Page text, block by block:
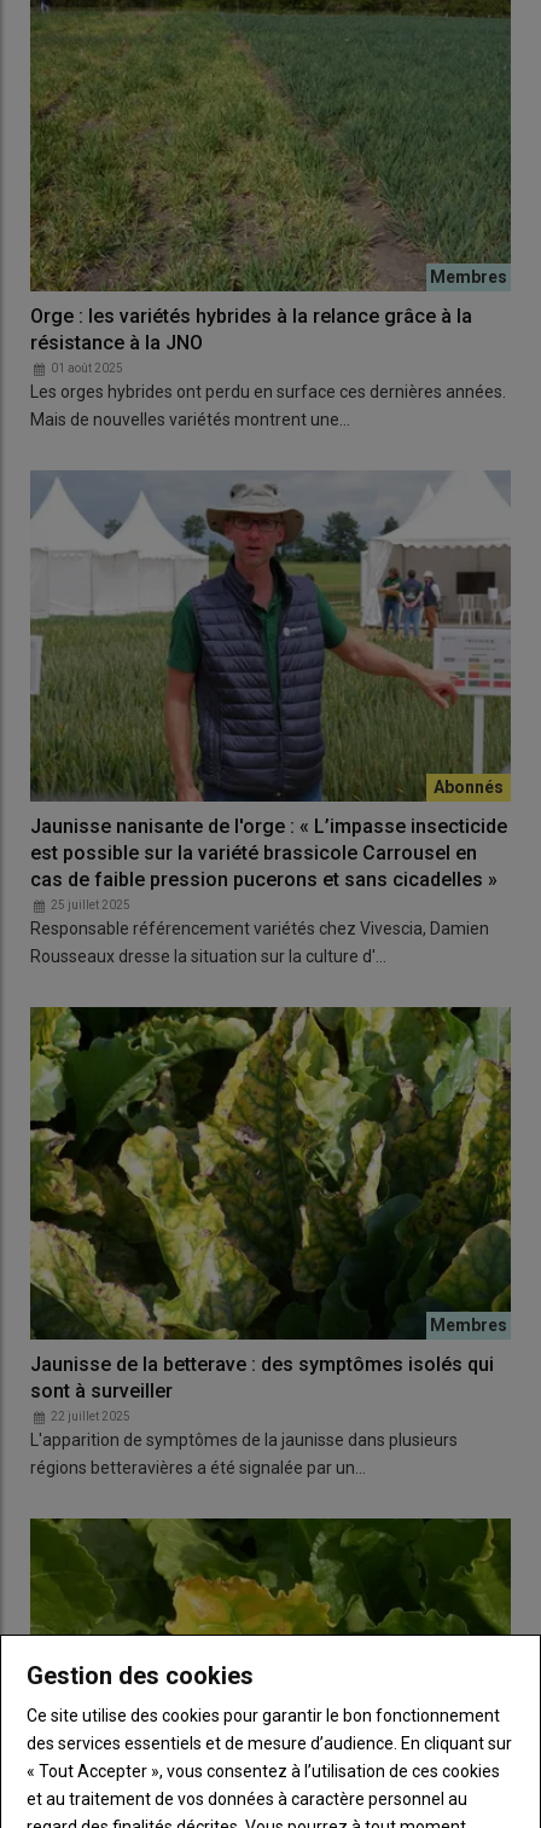
Orge : les variétés hybrides à la relance grâce à la
résistance à la JNO
01 août 2025
Les orges hybrides ont perdu en surface ces dernières années.
Mais de nouvelles variétés montrent une…
Jaunisse nanisante de l'orge : « L’impasse insecticide
est possible sur la variété brassicole Carrousel en
cas de faible pression pucerons et sans cicadelles »
25 juillet 2025
Responsable référencement variétés chez Vivescia, Damien
Rousseaux dresse la situation sur la culture d'…
Jaunisse de la betterave : des symptômes isolés qui
sont à surveiller
22 juillet 2025
L'apparition de symptômes de la jaunisse dans plusieurs
régions betteravières a été signalée par un…
Gestion des cookies
Ce site utilise des cookies pour garantir le bon fonctionnement
des services essentiels et de mesure d’audience. En cliquant sur
« Tout Accepter », vous consentez à l’utilisation de ces cookies
et au traitement de vos données à caractère personnel au